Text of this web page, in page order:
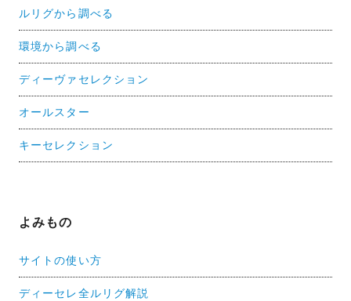
ルリグから調べる
環境から調べる
ディーヴァセレクション
オールスター
キーセレクション
よみもの
サイトの使い方
ディーセレ全ルリグ解説